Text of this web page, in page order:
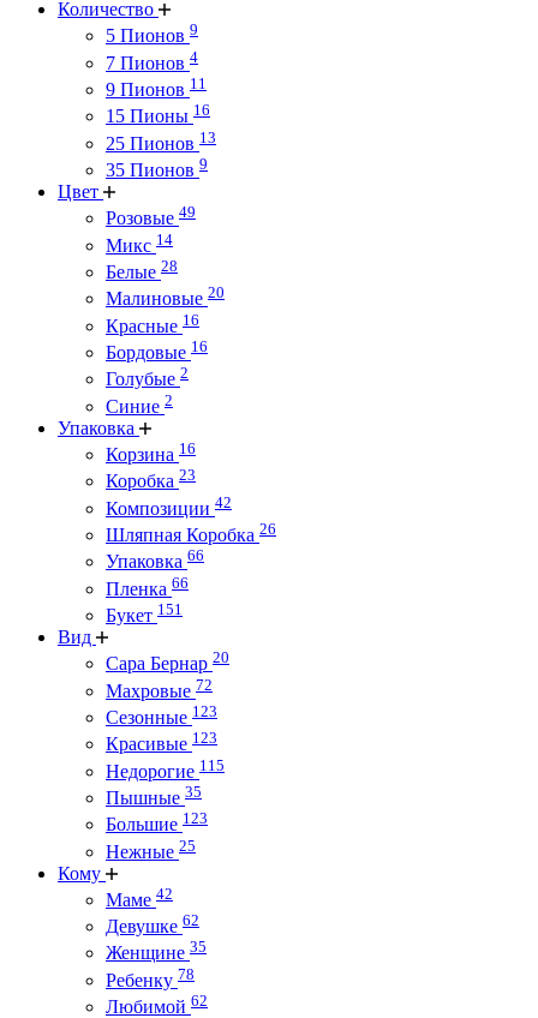
Количество
5 Пионов 9
7 Пионов 4
9 Пионов 11
15 Пионы 16
25 Пионов 13
35 Пионов 9
Цвет
Розовые 49
Микс 14
Белые 28
Малиновые 20
Красные 16
Бордовые 16
Голубые 2
Синие 2
Упаковка
Корзина 16
Коробка 23
Композиции 42
Шляпная Коробка 26
Упаковка 66
Пленка 66
Букет 151
Вид
Сара Бернар 20
Махровые 72
Сезонные 123
Красивые 123
Недорогие 115
Пышные 35
Большие 123
Нежные 25
Кому
Маме 42
Девушке 62
Женщине 35
Ребенку 78
Любимой 62